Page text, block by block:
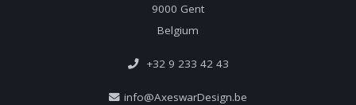
9000 Gent
Belgium
+32 9 233 42 43
info@AxeswarDesign.be